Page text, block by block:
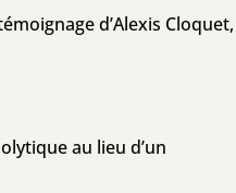
d’Alexis Cloquet,
au lieu d’un